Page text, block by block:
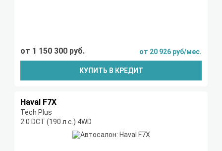
от 1 150 300 руб. от 20 926 руб/мес.
КУПИТЬ В КРЕДИТ
Haval F7X
Tech Plus
2.0 DCT (190 л.с.) 4WD